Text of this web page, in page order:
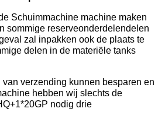
Schuimmachine machine maken
sommige reserveonderdelendelen
zal inpakken ook de plaats te
delen in de materiële tanks
verzending kunnen besparen en
hebben wij slechts de
nodig drie